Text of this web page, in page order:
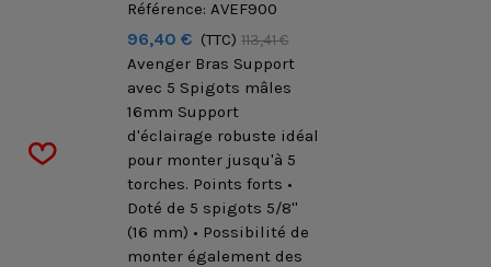
Référence: AVEF900
96,40 € (TTC) 113,41 €
Avenger Bras Support
avec 5 Spigots mâles
16mm Support
d'éclairage robuste idéal
pour monter jusqu'à 5
torches. Points forts •
Doté de 5 spigots 5/8''
(16 mm) • Possibilité de
monter également des